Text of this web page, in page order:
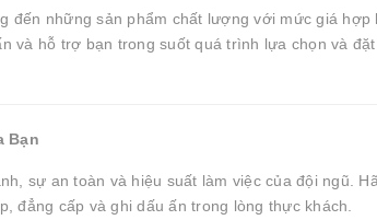
đến những sản phẩm chất lượng với mức giá
và hỗ trợ bạn trong suốt quá trình lựa chọn và
Bạn
sự an toàn và hiệu suất làm việc của đội ngũ.
đẳng cấp và ghi dấu ấn trong lòng thực khách.